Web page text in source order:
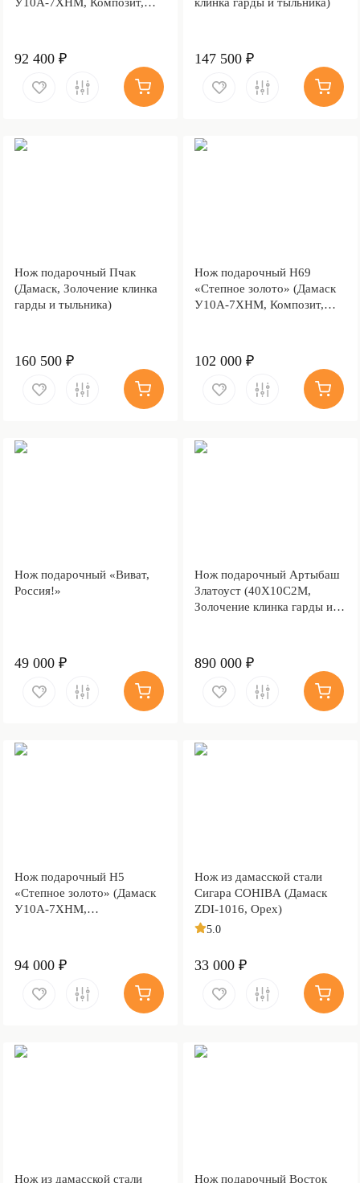
92 400 ₽ 147 500 ₽
Нож подарочный Пчак
(Дамаск, Золочение клинка
гарды и тыльника)
160 500 ₽
Нож подарочный Н69
«Степное золото» (Дамаск
У10А-7ХНМ, Композит,
102 000 ₽
Нож подарочный «Виват,
Россия!»
49 000 ₽
Нож подарочный Артыбаш
Златоуст (40Х10С2М,
Золочение клинка гарды и
890 000 ₽
Нож подарочный Н5
«Степное золото» (Дамаск
У10А-7ХНМ,
гарды и тыльника)
94 000 ₽
Нож из дамасской стали
Сигара COHIBA (Дамаск
ZDI-1016, Орех)
5.0
33 000 ₽
Нож из дамасской стали Нож подарочный Восток